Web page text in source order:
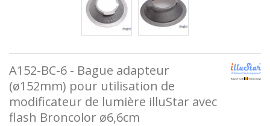
A152-BC-6 - Bague adapteur
(ø152mm) pour utilisation de
modificateur de lumière illuStar avec
flash Broncolor ø6,6cm